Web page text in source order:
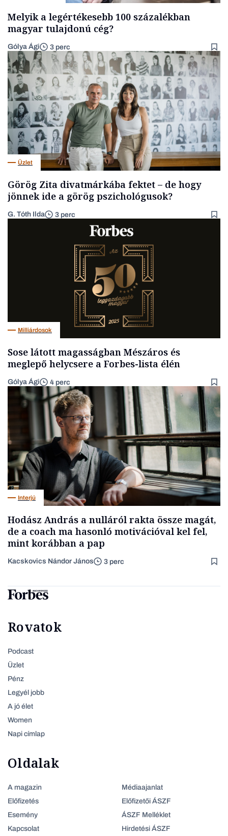
Melyik a legértékesebb 100 százalékban
magyar tulajdonú cég?
Gólya Ági 3 perc
Üzlet
Görög Zita divatmárkába fektet – de hogy
jönnek ide a görög pszichológusok?
G. Tóth Ilda 3 perc
Milliárdosok
Sose látott magasságban Mészáros és
meglepő helycsere a Forbes-lista élén
Gólya Ági 4 perc
Interjú
Hodász András a nulláról rakta össze magát,
de a coach ma hasonló motivációval kel fel,
mint korábban a pap
Kacskovics Nándor János 3 perc
Rovatok
Podcast
Üzlet
Pénz
Legyél jobb
A jó élet
Women
Napi címlap
Oldalak
A magazin
Előfizetés
Esemény
Kapcsolat
Médiaajanlat
Előfizetői ÁSZF
ÁSZF Melléklet
Hirdetési ÁSZF